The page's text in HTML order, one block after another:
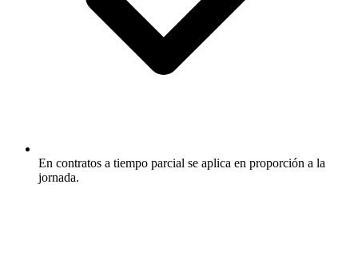
En contratos a tiempo parcial se aplica en proporción a la
jornada.